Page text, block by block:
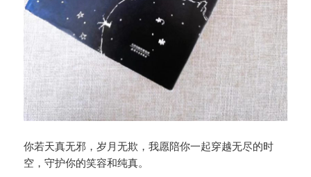
你若天真无邪，岁月无欺，我愿陪你一起穿越无尽的时
空，守护你的笑容和纯真。